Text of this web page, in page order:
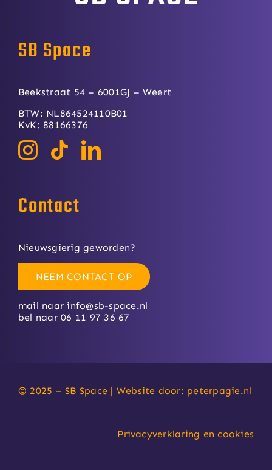
SB Space
Beekstraat 54 – 6001GJ – Weert
BTW: NL864524110B01
KvK: 88166376
Contact
Nieuwsgierig geworden?
NEEM CONTACT OP
mail naarinfo@sb-space.nl
bel naar 06 11 97 36 67
© 2025 – SB Space | Website door: peterpagie.nl
Privacyverklaring en cookies